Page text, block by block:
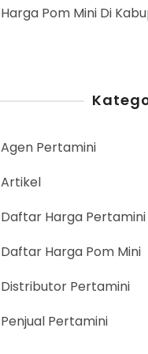
Harga Pom Mini Di
Agen Pertamini
Artikel
Daftar Harga Pertamini
Daftar Harga Pom Mini
Distributor Pertamini
Penjual Pertamini